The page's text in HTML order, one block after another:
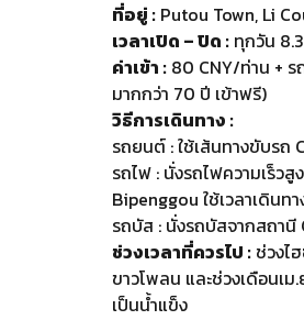
ที่อยู่ : Putou Town, Li
เวลาเปิด – ปิด : ทุกวัน
ค่าเข้า : 80 CNY/ท่าน +
มากกว่า 70 ปี เข้าฟรี)
วิธีการเดินทาง :
รถยนต์ : ใช้เส้นทางขับรถ
รถไฟ : นั่งรถไฟความเร็ว
Bipenggou ใช้เวลาเดินท
รถบัส : นั่งรถบัสจากสถานี
ช่วงเวลาที่ควรไป : ช่วงไ
ขาวโพลน และช่วงเดือนเ
เป็นน้ำแข็ง